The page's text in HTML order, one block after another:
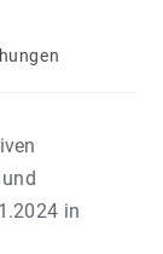
in